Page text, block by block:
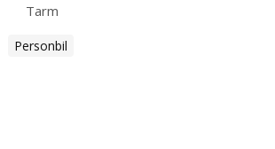
Tarm
Personbil